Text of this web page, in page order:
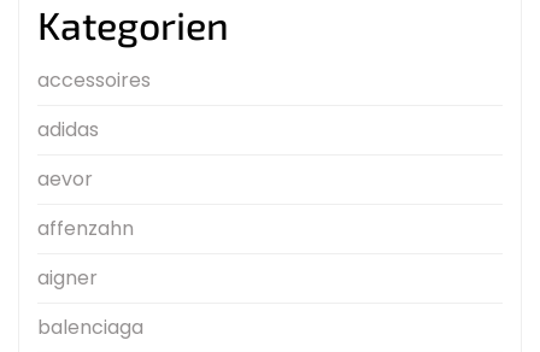
Kategorien
accessoires
adidas
aevor
affenzahn
aigner
balenciaga